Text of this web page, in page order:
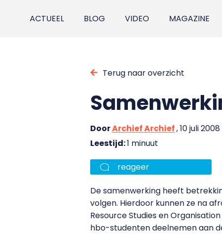
ACTUEEL BLOG VIDEO MAGAZINE
Terug naar overzicht
DoorArchief Archief, 10 juli 2008
Leestijd:1 minuut
reageer
De samenwerking heeft
volgen. Hierdoor kunnen ze na
Resource Studies en
hbo-studenten deelnemen aan